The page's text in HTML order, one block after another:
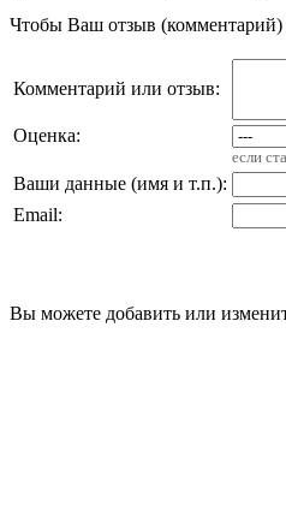
Чтобы Ваш отзыв (комментарий)
Комментарий или отзыв:
Оценка:
если
Ваши данные (имя и т.п.):
Email:
Вы можете добавить или